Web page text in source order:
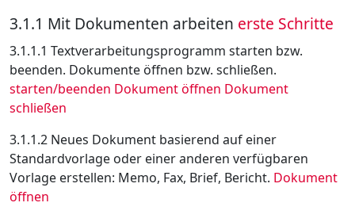
3.1.1 Mit Dokumenten arbeiten erste Schritte
3.1.1.1 Textverarbeitungsprogramm starten bzw.
beenden. Dokumente öffnen bzw. schließen.
starten/beenden Dokument öffnen Dokument
schließen
3.1.1.2 Neues Dokument basierend auf einer
Standardvorlage oder einer anderen verfügbaren
Vorlage erstellen: Memo, Fax, Brief, Bericht. Dokument
öffnen